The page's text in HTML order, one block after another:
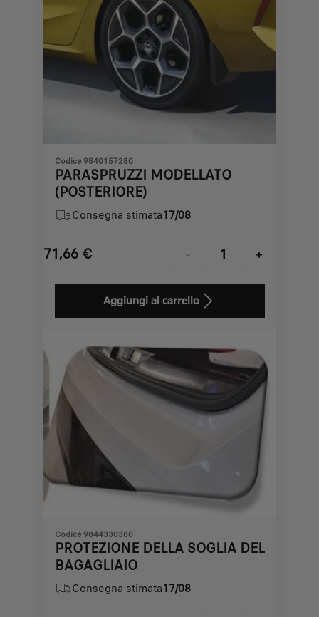
Codice 9840157280
PARASPRUZZI MODELLATO
(POSTERIORE)
Consegna stimata17/08
71,66 €
Price
71,66
-
+
Quantity
to:
Aggiungi al carrello
Codice 9844330380
PROTEZIONE DELLA SOGLIA DEL
BAGAGLIAIO
Consegna stimata17/08